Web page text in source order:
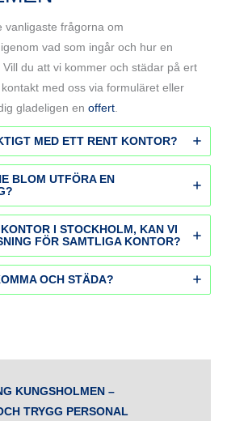
vanligaste frågorna om
vad som ingår och hur en
du att vi kommer och städar på ert
med oss via formuläret eller
gladeligen en offert
MED ETT RENT KONTOR?
BLOM UTFÖRA EN
I STOCKHOLM, KAN VI
FÖR SAMTLIGA KONTOR?
OCH STÄDA?
KUNGSHOLMEN –
TRYGG PERSONAL